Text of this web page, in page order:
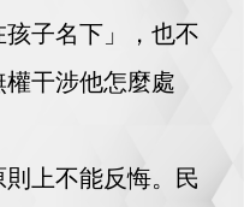
子名下」，也不
干涉他怎麼處
上不能反悔。民